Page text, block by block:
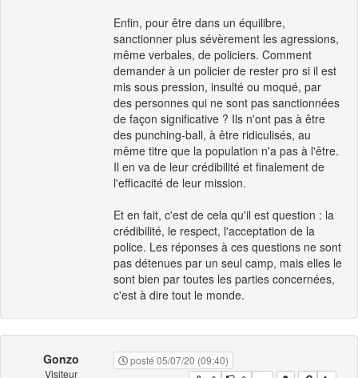
Enfin, pour être dans un équilibre,
sanctionner plus sévèrement les agressions,
même verbales, de policiers. Comment
demander à un policier de rester pro si il est
mis sous pression, insulté ou moqué, par
des personnes qui ne sont pas sanctionnées
de façon significative ? Ils n'ont pas à être
des punching-ball, à être ridiculisés, au
même titre que la population n'a pas à l'être.
Il en va de leur crédibilité et finalement de
l'efficacité de leur mission.
Et en fait, c'est de cela qu'il est question : la
crédibilité, le respect, l'acceptation de la
police. Les réponses à ces questions ne sont
pas détenues par un seul camp, mais elles le
sont bien par toutes les parties concernées,
c'est à dire tout le monde.
Gonzo
Visiteur
posté 05/07/20 (09:40)